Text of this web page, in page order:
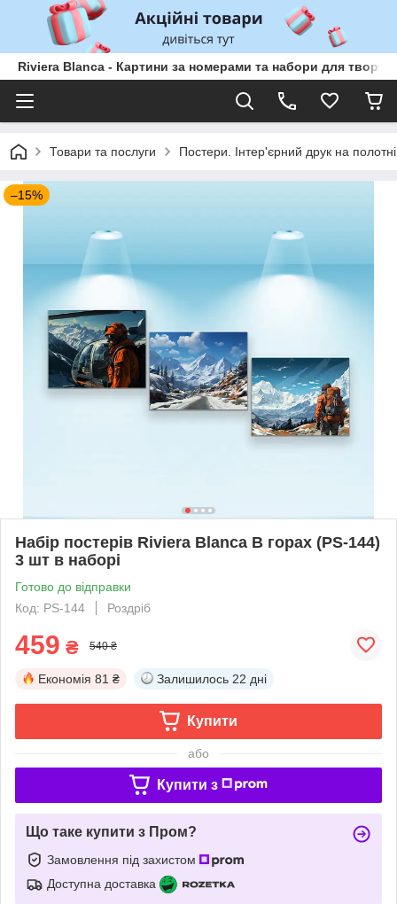
Riviera Blanca - Картини за номерами та набори для
Товари та послуги Постери. Інтер'єрний друк на полотні
–15%
Набір постерів Riviera Blanca В горах (PS-144)
3 шт в наборі
Готово до відправки
Код: PS-144
Роздріб
459 ₴ 540 ₴
Економія 81 ₴ Залишилось 22 дні
Купити
або
Купити з
Що таке купити з Пром?
Замовлення під захистом
Доступна доставка